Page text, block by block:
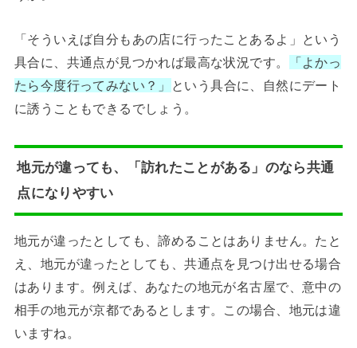
「そういえば自分もあの店に行ったことあるよ」という
具合に、共通点が見つかれば最高な状況です。
「よかっ
たら今度行ってみない？」
という具合に、自然にデート
に誘うこともできるでしょう。
地元が違っても、「訪れたことがある」のなら共通
点になりやすい
地元が違ったとしても、諦めることはありません。たと
え、地元が違ったとしても、共通点を見つけ出せる場合
はあります。例えば、あなたの地元が名古屋で、意中の
相手の地元が京都であるとします。この場合、地元は違
いますね。